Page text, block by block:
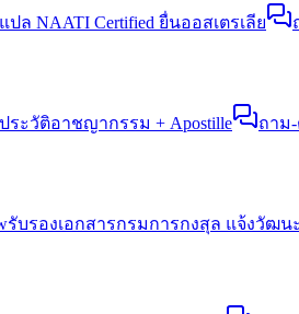
แปล NAATI Certified ยื่นออสเตรเลีย
ระวัติอาชญากรรม + Apostille ถาม
รับรองเอกสารกรมการกงสุล แจ้งวัฒน